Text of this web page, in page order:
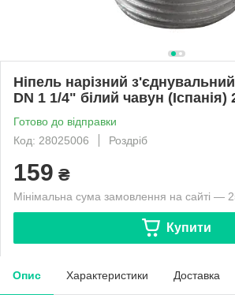
Ніпель нарізний
DN 1 1/4" білий чавун (Іспанія)
Готово до відправки
Код: 28025006
Роздріб
159 ₴
Мінімальна сума замовлення на сайті —
Купити
Опис Характеристики Доставка